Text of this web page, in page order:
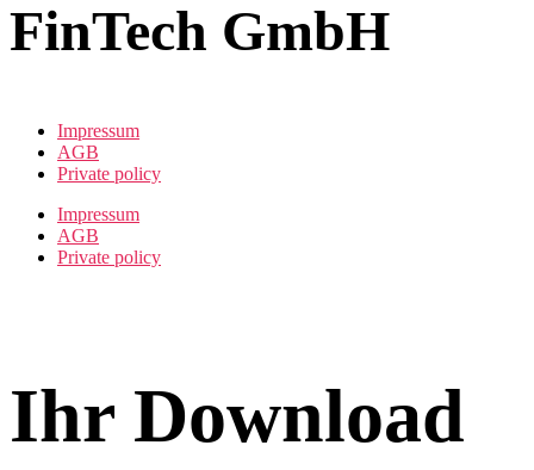
FinTech GmbH
Impressum
AGB
Private policy
Impressum
AGB
Private policy
Ihr Download